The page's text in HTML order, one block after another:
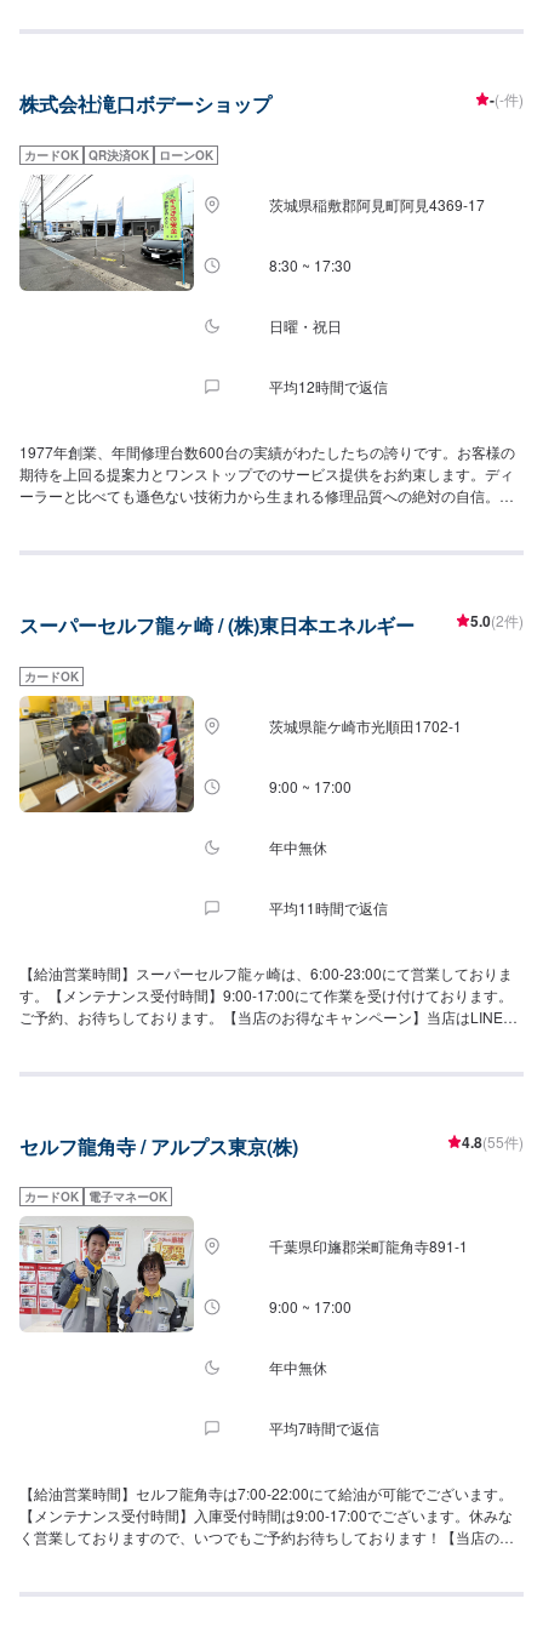
してまいります。車のことなら私たちにおまかせください！
株式会社滝口ボデーショップ -(-件)
カードOK QR決済OK ローンOK
茨城県稲敷郡阿見町阿見4369-17
8:30 ~ 17:30
日曜・祝日
平均12時間で返信
1977年創業、年間修理台数600台の実績がわたしたちの誇りです。お客様の
期待を上回る提案力とワンストップでのサービス提供をお約束します。ディ
ーラーと比べても遜色ない技術力から生まれる修理品質への絶対の自信。と
スーパーセルフ龍ヶ崎 / (株)東日本エネルギー 5.0(2件)
カードOK
茨城県龍ケ崎市光順田1702-1
9:00 ~ 17:00
年中無休
平均11時間で返信
【給油営業時間】スーパーセルフ龍ヶ崎は、6:00-23:00にて営業しておりま
す。【メンテナンス受付時間】9:00-17:00にて作業を受け付けております。
ご予約、お待ちしております。【当店のお得なキャンペーン】当店はLINE会
ております。安心してお任せください！【当店は認証資格を持っておりま
クセス】県道5号(城山通り)沿いでございます。警察署東交差点の角にござい
セルフ龍角寺 / アルプス東京(株) 4.8(55件)
カードOK 電子マネーOK
千葉県印旛郡栄町龍角寺891-1
9:00 ~ 17:00
年中無休
平均7時間で返信
【給油営業時間】セルフ龍角寺は7:00-22:00にて給油が可能でございます。
【メンテナンス受付時間】入庫受付時間は9:00-17:00でございます。休みな
く営業しておりますので、いつでもご予約お待ちしております！【当店のお
県道18号(成田安食バイパス)沿いに当店はございます。キグナスマークが目